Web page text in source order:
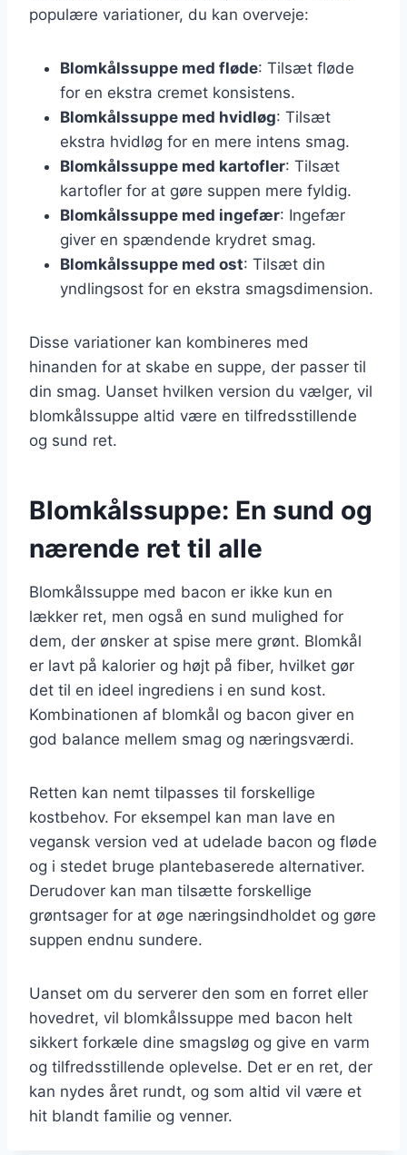
populære variationer, du kan overveje:
Blomkålssuppe med fløde: Tilsæt fløde
for en ekstra cremet konsistens.
Blomkålssuppe med hvidløg: Tilsæt
ekstra hvidløg for en mere intens smag.
Blomkålssuppe med kartofler: Tilsæt
kartofler for at gøre suppen mere fyldig.
Blomkålssuppe med ingefær: Ingefær
giver en spændende krydret smag.
Blomkålssuppe med ost: Tilsæt din
yndlingsost for en ekstra smagsdimension.
Disse variationer kan kombineres med
hinanden for at skabe en suppe, der passer til
din smag. Uanset hvilken version du vælger, vil
blomkålssuppe altid være en tilfredsstillende
og sund ret.
Blomkålssuppe: En sund og
nærende ret til alle
Blomkålssuppe med bacon er ikke kun en
lækker ret, men også en sund mulighed for
dem, der ønsker at spise mere grønt. Blomkål
er lavt på kalorier og højt på fiber, hvilket gør
det til en ideel ingrediens i en sund kost.
Kombinationen af blomkål og bacon giver en
god balance mellem smag og næringsværdi.
Retten kan nemt tilpasses til forskellige
kostbehov. For eksempel kan man lave en
vegansk version ved at udelade bacon og fløde
og i stedet bruge plantebaserede alternativer.
Derudover kan man tilsætte forskellige
grøntsager for at øge næringsindholdet og gøre
suppen endnu sundere.
Uanset om du serverer den som en forret eller
hovedret, vil blomkålssuppe med bacon helt
sikkert forkæle dine smagsløg og give en varm
og tilfredsstillende oplevelse. Det er en ret, der
kan nydes året rundt, og som altid vil være et
hit blandt familie og venner.